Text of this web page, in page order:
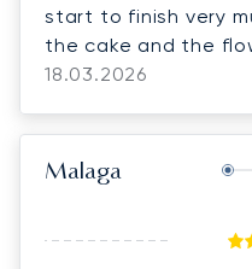
start to finish very
the cake and the
18.03.2026
Malaga